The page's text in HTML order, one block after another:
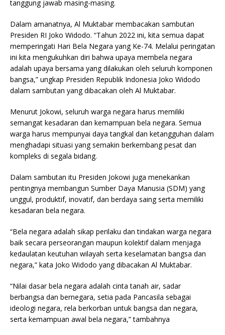
tanggung jawab masing-masing.
Dalam amanatnya, Al Muktabar membacakan sambutan
Presiden RI Joko Widodo. “Tahun 2022 ini, kita semua dapat
memperingati Hari Bela Negara yang Ke-74. Melalui peringatan
ini kita mengukuhkan diri bahwa upaya membela negara
adalah upaya bersama yang dilakukan oleh seluruh komponen
bangsa,” ungkap Presiden Republik Indonesia Joko Widodo
dalam sambutan yang dibacakan oleh Al Muktabar.
Menurut Jokowi, seluruh warga negara harus memiliki
semangat kesadaran dan kemampuan bela negara. Semua
warga harus mempunyai daya tangkal dan ketangguhan dalam
menghadapi situasi yang semakin berkembang pesat dan
kompleks di segala bidang.
Dalam sambutan itu Presiden Jokowi juga menekankan
pentingnya membangun Sumber Daya Manusia (SDM) yang
unggul, produktif, inovatif, dan berdaya saing serta memiliki
kesadaran bela negara.
“Bela negara adalah sikap perilaku dan tindakan warga negara
baik secara perseorangan maupun kolektif dalam menjaga
kedaulatan keutuhan wilayah serta keselamatan bangsa dan
negara,” kata Joko Widodo yang dibacakan Al Muktabar.
“Nilai dasar bela negara adalah cinta tanah air, sadar
berbangsa dan bernegara, setia pada Pancasila sebagai
ideologi negara, rela berkorban untuk bangsa dan negara,
serta kemampuan awal bela negara,” tambahnya